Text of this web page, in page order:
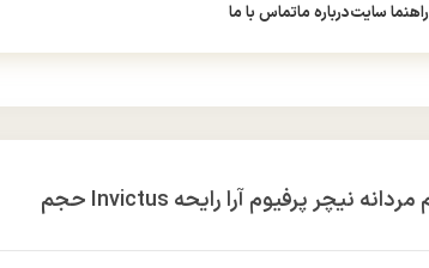
راهنما سایتدرباره ماتماس با ما
ادوپرفیوم مردانه نیچر پرفیوم آرا رایحه Invictus حجم